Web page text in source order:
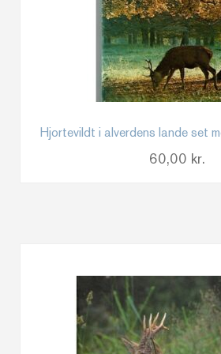
Hjortevildt i alverdens lande set
60,00 kr.